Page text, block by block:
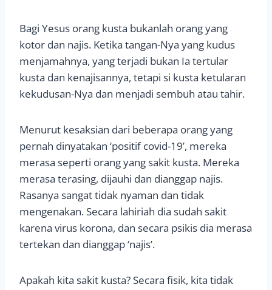
Bagi Yesus orang kusta bukanlah orang yang
kotor dan najis. Ketika tangan-Nya yang kudus
menjamahnya, yang terjadi bukan Ia tertular
kusta dan kenajisannya, tetapi si kusta ketularan
kekudusan-Nya dan menjadi sembuh atau tahir.
Menurut kesaksian dari beberapa orang yang
pernah dinyatakan ‘positif covid-19’, mereka
merasa seperti orang yang sakit kusta. Mereka
merasa terasing, dijauhi dan dianggap najis.
Rasanya sangat tidak nyaman dan tidak
mengenakan. Secara lahiriah dia sudah sakit
karena virus korona, dan secara psikis dia merasa
tertekan dan dianggap ‘najis’.
Apakah kita sakit kusta? Secara fisik, kita tidak